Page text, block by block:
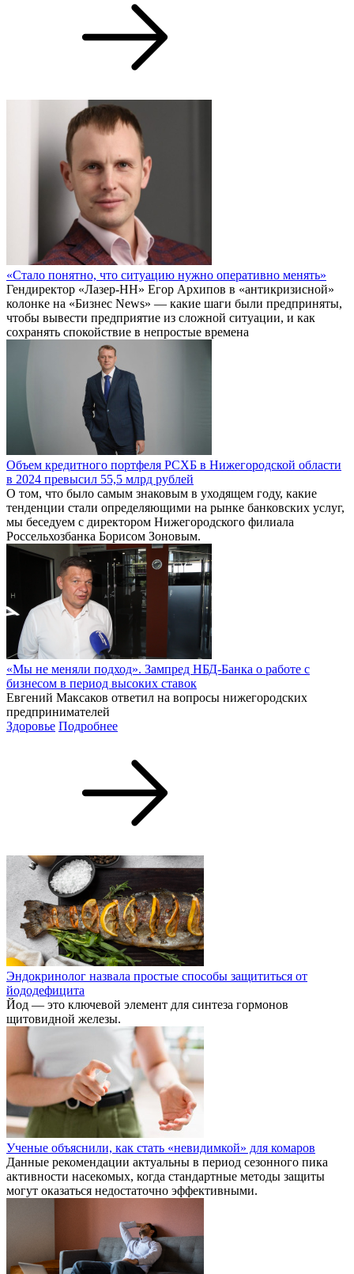
«Стало понятно, что ситуацию нужно оперативно менять»
Гендиректор «Лазер-НН» Егор Архипов в «антикризисной»
колонке на «Бизнес News» — какие шаги были предприняты,
чтобы вывести предприятие из сложной ситуации, и как
сохранять спокойствие в непростые времена
Объем кредитного портфеля РСХБ в Нижегородской области
в 2024 превысил 55,5 млрд рублей
О том, что было самым знаковым в уходящем году, какие
тенденции стали определяющими на рынке банковских услуг,
мы беседуем с директором Нижегородского филиала
Россельхозбанка Борисом Зоновым.
«Мы не меняли подход». Зампред НБД-Банка о работе с
бизнесом в период высоких ставок
Евгений Максаков ответил на вопросы нижегородских
предпринимателей
Здоровье Подробнее
Эндокринолог назвала простые способы защититься от
йододефицита
Йод — это ключевой элемент для синтеза гормонов
щитовидной железы.
Ученые объяснили, как стать «невидимкой» для комаров
Данные рекомендации актуальны в период сезонного пика
активности насекомых, когда стандартные методы защиты
могут оказаться недостаточно эффективными.